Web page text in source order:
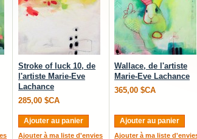
Stroke of luck 10, de
l'artiste Marie-Eve
Lachance
285,00 $CA
Ajouter au panier
Ajouter à ma liste d'envies
Wallace, de l'artiste
Marie-Eve Lachance
365,00 $CA
Ajouter au panier
Ajouter à ma liste